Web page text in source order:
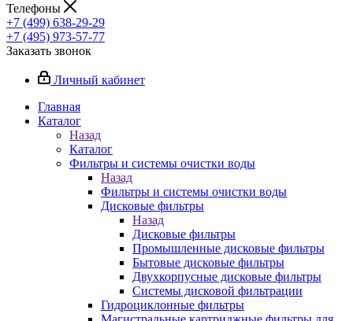
Телефоны
+7 (499) 638-29-29
+7 (495) 973-57-77
Заказать звонок
Личный кабинет
Главная
Каталог
Назад
Каталог
Фильтры и системы очистки воды
Назад
Фильтры и системы очистки воды
Дисковые фильтры
Назад
Дисковые фильтры
Промышленные дисковые фильтры
Бытовые дисковые фильтры
Двухкорпусные дисковые фильтры
Системы дисковой фильтрации
Гидроциклонные фильтры